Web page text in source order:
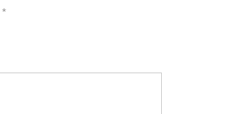
*